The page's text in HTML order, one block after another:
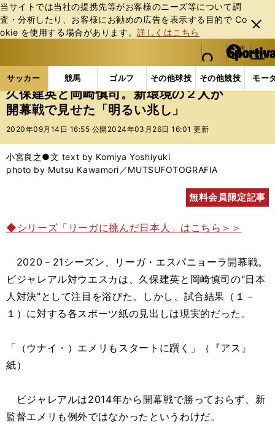
当サイトでは当社の提携先等がお客様のニーズ等について調
査・分析したり、お客様にお勧めの広告を表⽰する⽬的で Co
okie を使⽤する場合があります。詳しくはこちら
閉じ
る
web Sportiva (webスポルティーバ)
検索
マイペ
ー
ジ
メニュ
サッカー 競馬 ゴルフ その他球技 その他競技 モー
ス
ポ
ル
バ
サッカーの記事一覧 海外サッカー 海外サッカー
久保建英と岡崎慎司。新環境の２人が
開幕戦で見せた「明るい兆し」
2020年09月14日 16:55 公開 2024年03月26日 16:01 更新
小宮良之●文 text by Komiya Yoshiyuki
photo by Mutsu Kawamori／MUTSUFOTOGRAFIA
無料会員限定記事
◆シリーズ「リーガに挑んだ日本人」はこちら＞＞
2020－21シーズン、リーガ・エスパニョーラ開幕戦。
ビジャレアル対ウエスカは、久保建英と岡崎慎司の"日本
人対決"として注目を浴びた。しかし、試合結果（１－
１）に対する各スポーツ紙の見出しは現実的だった。
「（ウナイ・）エメリもスタートに躓く」（『アス』
紙）
ビジャレアルは2014年から開幕戦で勝っておらず、新
監督エメリも例外ではなかったというわけだ。